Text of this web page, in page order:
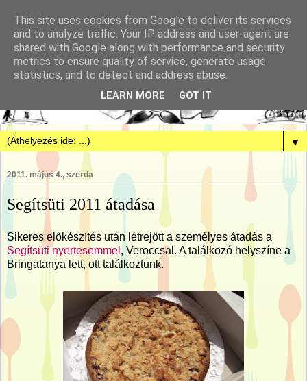
▼
2011. május 4., szerda
Segítsüti 2011 átadása
Sikeres előkészítés után létrejött a személyes átadás a
Segítsüti nyertesemmel , Veroccsal. A találkozó helyszíne a
Bringatanya lett, ott találkoztunk.
This site uses cookies from Google to deliver its services
and to analyze traffic. Your IP address and user-agent are
shared with Google along with performance and security
metrics to ensure quality of service, generate usage
statistics, and to detect and address abuse.
LEARN MORE GOT IT